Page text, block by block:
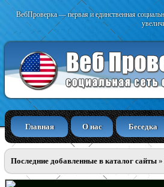
ВебПроверка — первая и единственная
Главная О нас Беседка
Последние добавленные в каталог сайты »